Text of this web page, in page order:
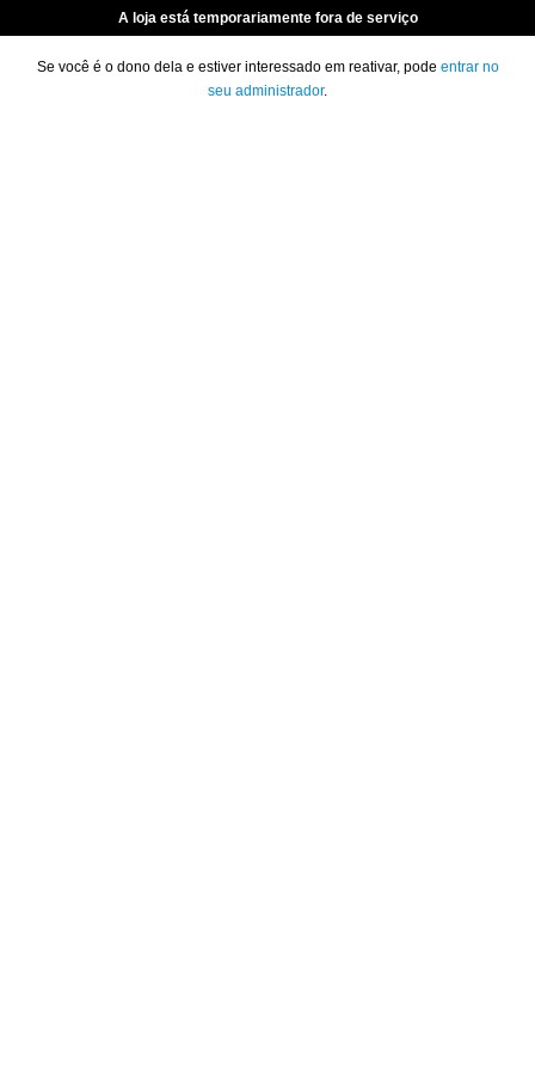
A loja está temporariamente fora de serviço
Se você é o dono dela e estiver interessado em reativar, pode entrar no
seu administrador.